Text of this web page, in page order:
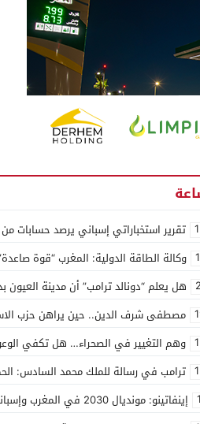
تقرير استخباراتي إسباني يرصد حسابات من الجزائر وأرقاما بـ”213+” ضمن حملة
وكالة الطاقة الدولية: المغرب “قوة
هل يعلم “دونالد ترامب” أن مدينة العيون
مصطفى شرف الدين.. حين يراهن حزب
وهم التغيير في الصحراء… هل تكفي الوعود
ترامب في رسالة للملك محمد السادس:
إينفاتينو: مونديال 2030 في المغرب وإسبانيا والبرتغال سيكون “الأجمل في التاريخ”